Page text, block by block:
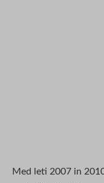
Med leti 2007 in